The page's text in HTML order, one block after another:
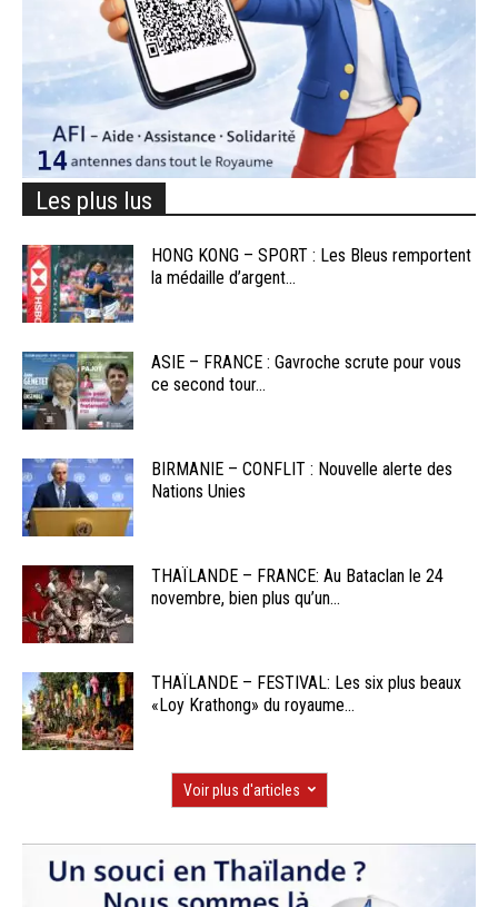
Les plus lus
HONG KONG – SPORT : Les Bleus remportent
la médaille d’argent...
ASIE – FRANCE : Gavroche scrute pour vous
ce second tour...
BIRMANIE – CONFLIT : Nouvelle alerte des
Nations Unies
THAÏLANDE – FRANCE: Au Bataclan le 24
novembre, bien plus qu’un...
THAÏLANDE – FESTIVAL: Les six plus beaux
«Loy Krathong» du royaume...
Voir plus d'articles